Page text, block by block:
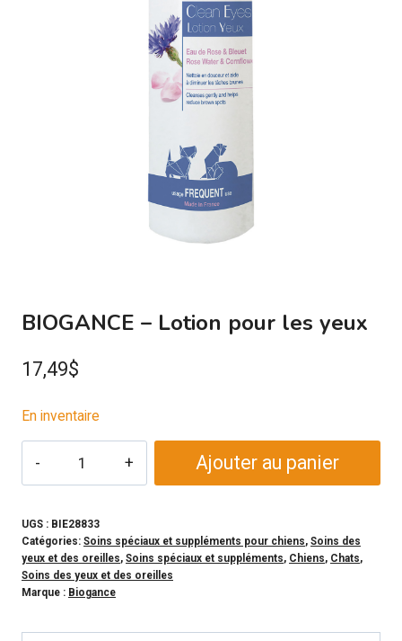
BIOGANCE – Lotion pour les yeux
17,49$
En inventaire
-
Lotion
pour
les
Ajouter au panier
UGS : BIE28833
Catégories: Soins spéciaux et suppléments pour chiens, Soins des
yeux et des oreilles, Soins spéciaux et suppléments, Chiens, Chats,
Soins des yeux et des oreilles
Marque : Biogance